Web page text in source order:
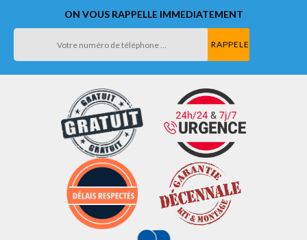
ON VOUS RAPPELLE IMMEDIATEMENT